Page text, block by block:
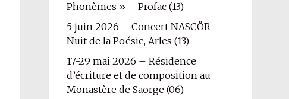
Phonèmes » – Profac (13)
5 juin 2026 – Concert NASCÖR –
Nuit de la Poésie, Arles (13)
17-29 mai 2026 – Résidence
d’écriture et de composition au
Monastère de Saorge (06)